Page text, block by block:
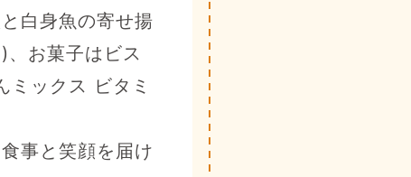
白身魚の寄せ揚
、お菓子はビス
ミックス ビタミ
事と笑顔を届け